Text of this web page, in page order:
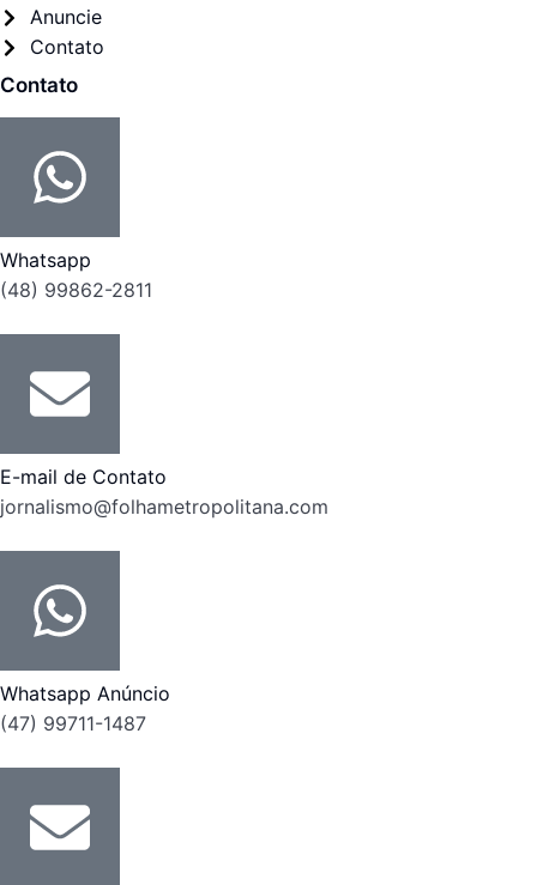
Anuncie
Contato
Contato
Whatsapp
(48) 99862-2811
E-mail de Contato
jornalismo@folhametropolitana.com
Whatsapp Anúncio
(47) 99711-1487